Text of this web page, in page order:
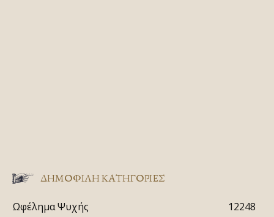
ΔΗΜΟΦΙΛΗ ΚΑΤΗΓΟΡΙΕΣ
Ωφέλημα Ψυχής
12248